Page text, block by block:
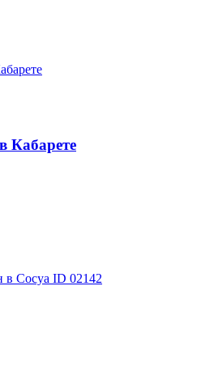
Кабарете
в Сосуа ID 02142